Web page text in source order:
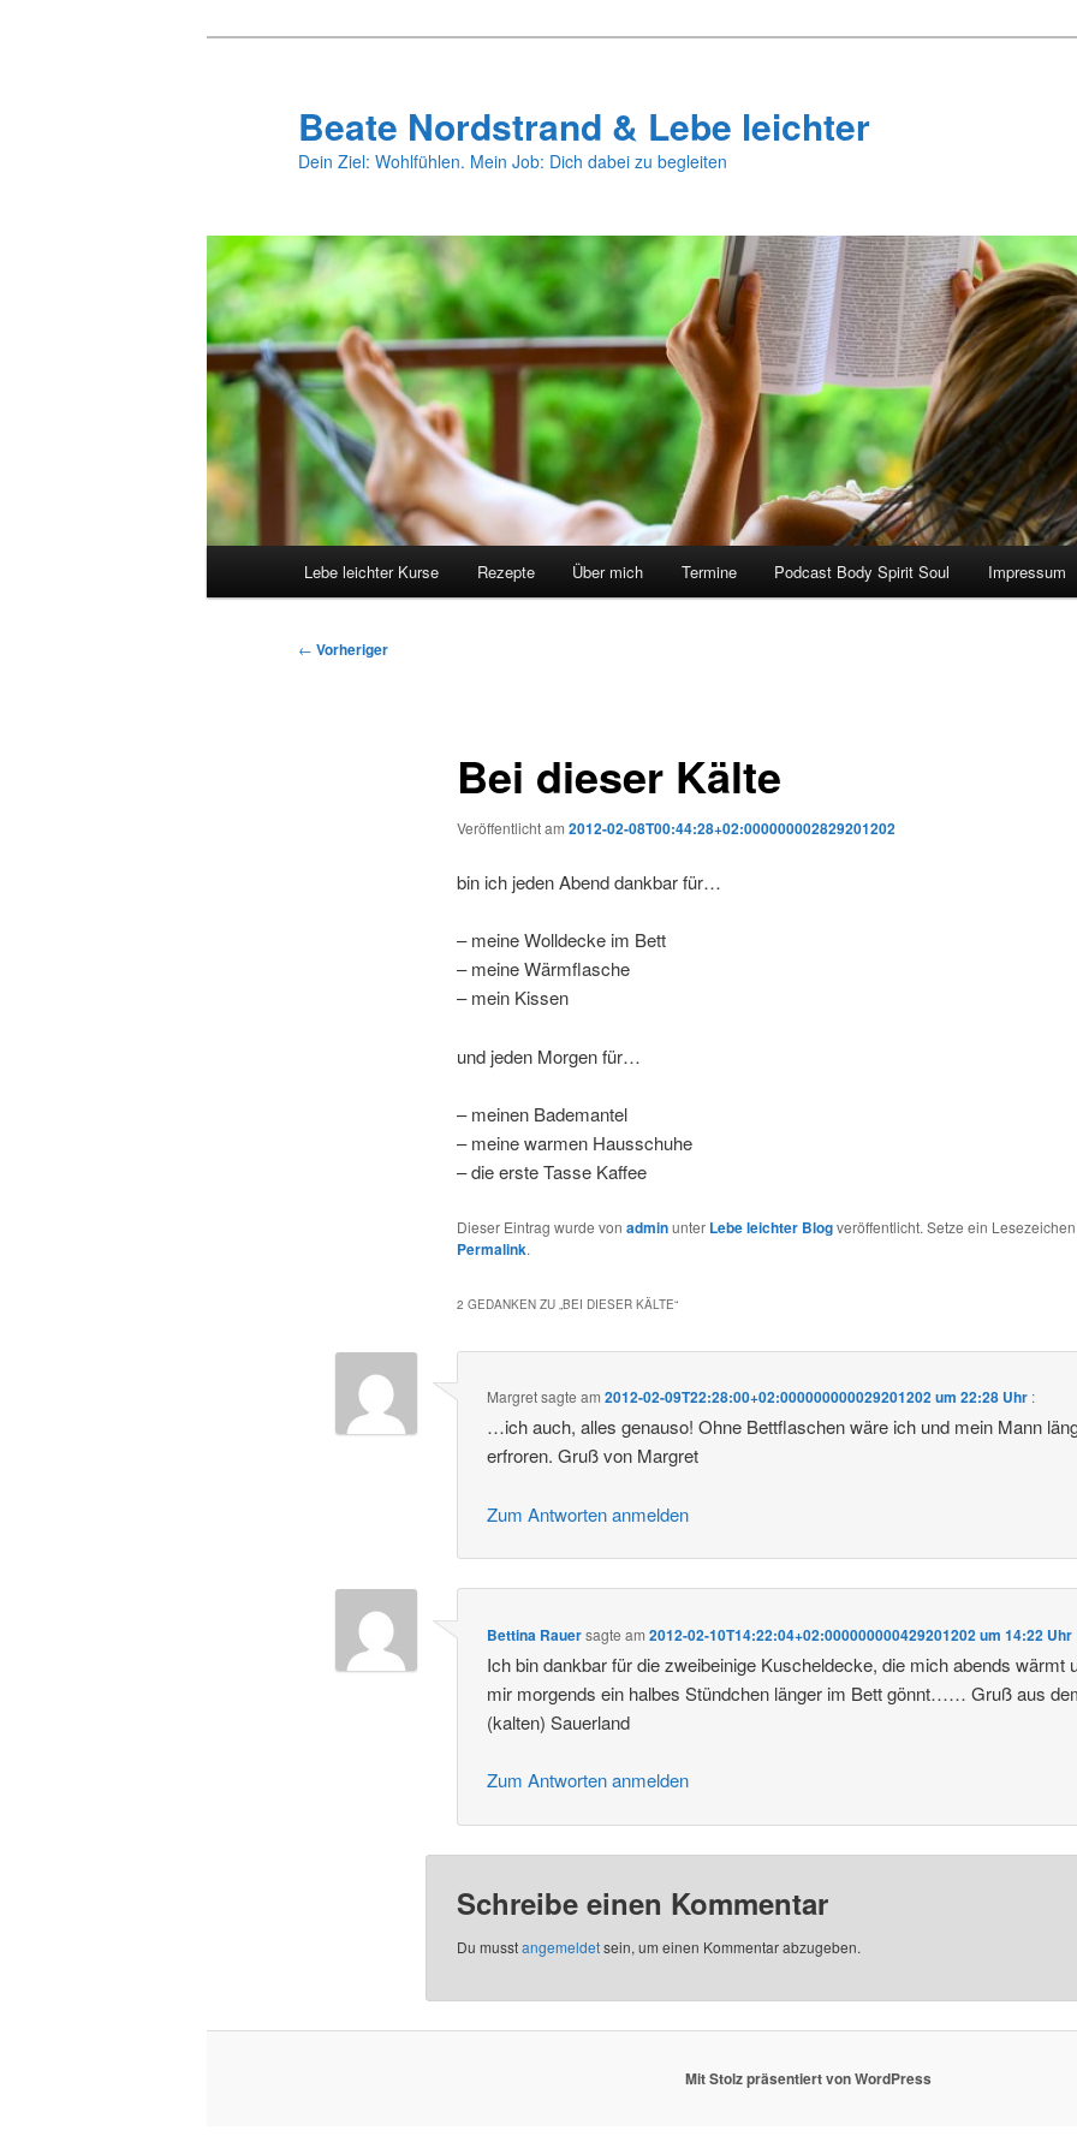
Beate Nordstrand & Lebe leichter
Dein Ziel: Wohlfühlen. Mein Job: Dich dabei zu begleiten
Lebe leichter Kurse Rezepte Über mich Termine Podcast Body Spirit Soul Impressum
Beitragsnavigation
← Vorheriger
Bei dieser Kälte
Veröffentlicht am 2012-02-08T00:44:28+02:000000002829201202
bin ich jeden Abend dankbar für…
– meine Wolldecke im Bett
– meine Wärmflasche
– mein Kissen
und jeden Morgen für…
– meinen Bademantel
– meine warmen Hausschuhe
– die erste Tasse Kaffee
Dieser Eintrag wurde von adminunter Lebe leichter Blogveröffentlicht. Setze ein
Permalink.
2 GEDANKEN ZU „BEI DIESER KÄLTE“
Margretsagte am2012-02-09T22:28:00+02:000000000029201202 um 22:28 Uhr :
…ich auch, alles genauso! Ohne Bettflaschen wäre ich und mein Mann
erfroren. Gruß von Margret
Zum Antworten anmelden
Bettina Rauersagte am2012-02-10T14:22:04+02:000000000429201202 um 14:22 Uhr
Ich bin dankbar für die zweibeinige Kuscheldecke, die mich abends wärmt
mir morgends ein halbes Stündchen länger im Bett gönnt…… Gruß aus
(kalten) Sauerland
Zum Antworten anmelden
Schreibe einen Kommentar
Du musstangemeldetsein, um einen Kommentar abzugeben.
Mit Stolz präsentiert von WordPress